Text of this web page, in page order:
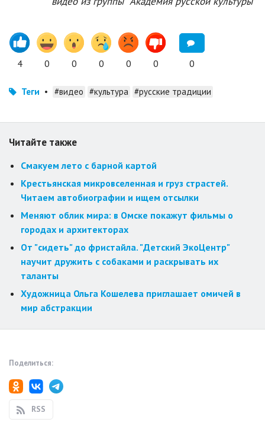
4 0 0 0 0 0 0
Теги • #видео #культура #русские традиции
Читайте также
Смакуем лето с барной картой
Крестьянская микровселенная и груз страстей.
Читаем автобиографии и ищем отсылки
Меняют облик мира: в Омске покажут фильмы о
городах и архитекторах
От "сидеть" до фристайла. "Детский ЭкоЦентр"
научит дружить с собаками и раскрывать их
таланты
Художница Ольга Кошелева приглашает омичей в
мир абстракции
Поделиться:
RSS